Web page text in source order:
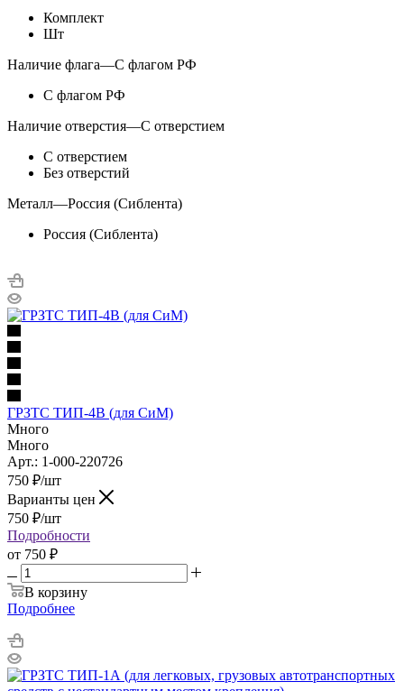
Комплект
Шт
Наличие флага—С флагом РФ
С флагом РФ
Наличие отверстия—С отверстием
С отверстием
Без отверстий
Металл—Россия (Сиблента)
Россия (Сиблента)
ГРЗТС ТИП-4В (для СиМ)
Много
Много
Арт.: 1-000-220726
750 ₽/шт
Варианты цен
750 ₽/шт
Подробности
от 750 ₽
В корзину
Подробнее